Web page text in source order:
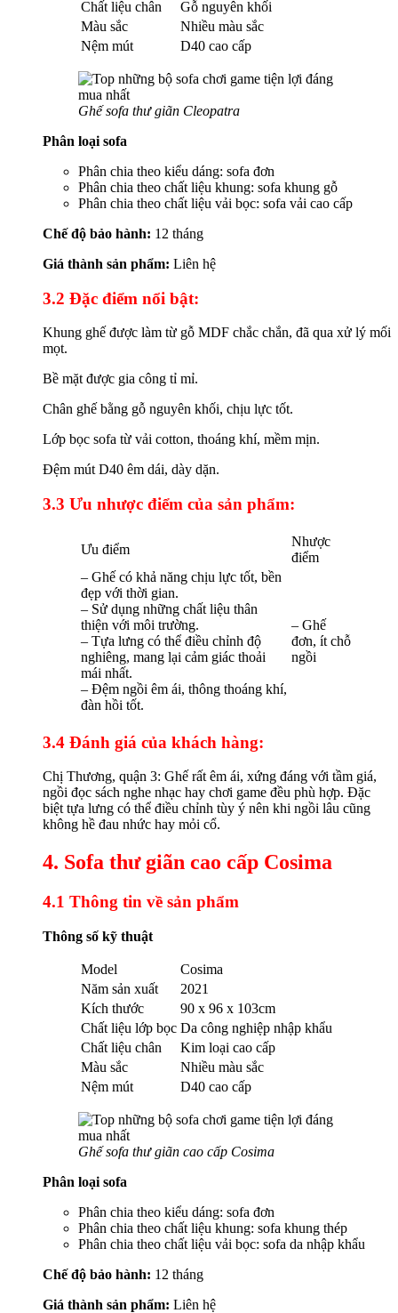
Chất liệu chân
Gỗ nguyên khối
Màu sắc
Nhiều màu sắc
Nệm mút
D40 cao cấp
Ghế sofa thư giãn Cleopatra
Phân loại sofa
Phân chia theo kiểu dáng: sofa đơn
Phân chia theo chất liệu khung: sofa khung gỗ
Phân chia theo chất liệu vải bọc: sofa vải cao cấp
Chế độ bảo hành: 12 tháng
Giá thành sản phẩm: Liên hệ
3.2 Đặc điểm nổi bật:
Khung ghế được làm từ gỗ MDF chắc chắn, đã qua xử lý mối
mọt.
Bề mặt được gia công tỉ mỉ.
Chân ghế bằng gỗ nguyên khối, chịu lực tốt.
Lớp bọc sofa từ vải cotton, thoáng khí, mềm mịn.
Đệm mút D40 êm dái, dày dặn.
3.3 Ưu nhược điểm của sản phẩm:
Ưu điểm
Nhược
điểm
– Ghế có khả năng chịu lực tốt, bền
đẹp với thời gian.
– Sử dụng những chất liệu thân
thiện với môi trường.
– Tựa lưng có thể điều chỉnh độ
nghiêng, mang lại cảm giác thoải
mái nhất.
– Đệm ngồi êm ái, thông thoáng khí,
đàn hồi tốt.
– Ghế
đơn, ít chỗ
ngồi
3.4 Đánh giá của khách hàng:
Chị Thương, quận 3: Ghế rất êm ái, xứng đáng với tầm giá,
ngồi đọc sách nghe nhạc hay chơi game đều phù hợp. Đặc
biệt tựa lưng có thể điều chỉnh tùy ý nên khi ngồi lâu cũng
không hề đau nhức hay mỏi cổ.
4. Sofa thư giãn cao cấp Cosima
4.1 Thông tin về sản phẩm
Thông số kỹ thuật
Model
Cosima
Năm sản xuất
2021
Kích thước
90 x 96 x 103cm
Chất liệu lớp bọc Da công nghiệp nhập khẩu
Chất liệu chân
Kim loại cao cấp
Màu sắc
Nhiều màu sắc
Nệm mút
D40 cao cấp
Ghế sofa thư giãn cao cấp Cosima
Phân loại sofa
Phân chia theo kiểu dáng: sofa đơn
Phân chia theo chất liệu khung: sofa khung thép
Phân chia theo chất liệu vải bọc: sofa da nhập khẩu
Chế độ bảo hành: 12 tháng
Giá thành sản phẩm: Liên hệ